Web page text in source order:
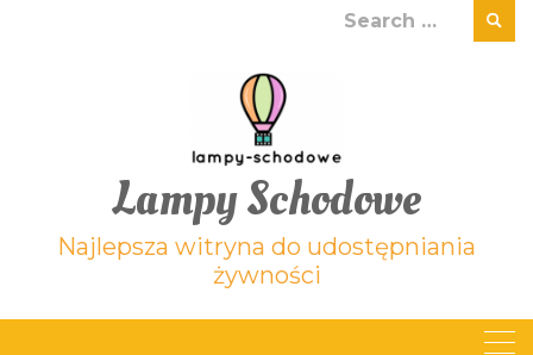
Search
Lampy Schodowe
Najlepsza witryna do udostępniania
żywności